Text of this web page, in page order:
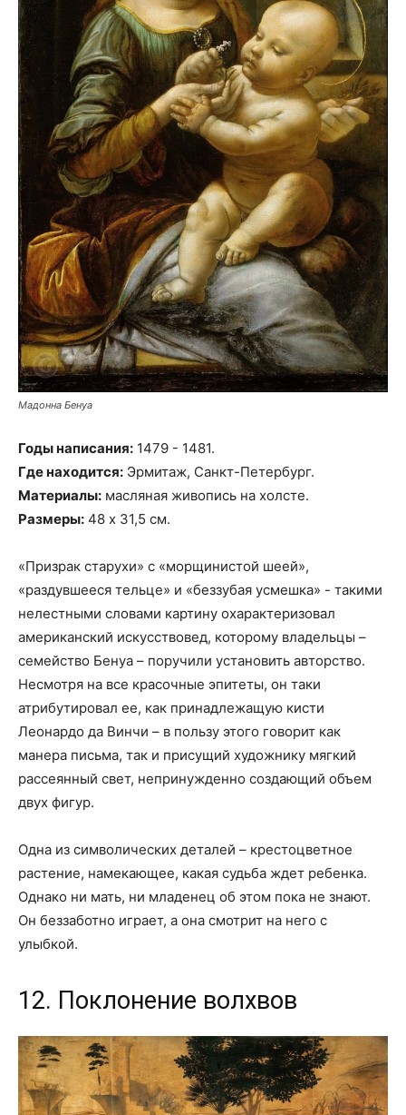
Мадонна Бенуа
Годы написания: 1479 - 1481.
Где находится: Эрмитаж, Санкт-Петербург.
Материалы: масляная живопись на холсте.
Размеры: 48 х 31,5 см.
«Призрак старухи» с «морщинистой шеей»,
«раздувшееся тельце» и «беззубая усмешка» - такими
нелестными словами картину охарактеризовал
американский искусствовед, которому владельцы –
семейство Бенуа – поручили установить авторство.
Несмотря на все красочные эпитеты, он таки
атрибутировал ее, как принадлежащую кисти
Леонардо да Винчи – в пользу этого говорит как
манера письма, так и присущий художнику мягкий
рассеянный свет, непринужденно создающий объем
двух фигур.
Одна из символических деталей – крестоцветное
растение, намекающее, какая судьба ждет ребенка.
Однако ни мать, ни младенец об этом пока не знают.
Он беззаботно играет, а она смотрит на него с
улыбкой.
12. Поклонение волхвов